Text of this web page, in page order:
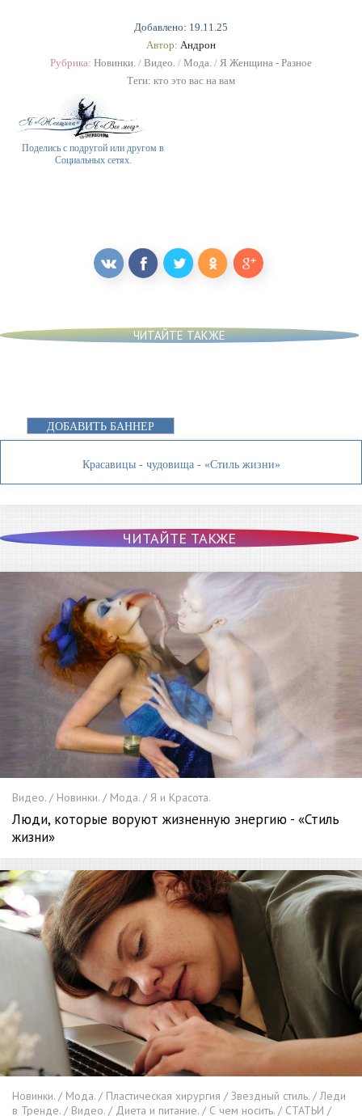
Добавлено: 19.11.25
Автор: Андрон
Рубрика: Новинки. / Видео. / Мода. / Я Женщина - Разное
Теги: кто это вас на вам
Поделись с подругой или другом в
Социальных сетях.
ЧИТАЙТЕ ТАКЖЕ
ДОБАВИТЬ БАННЕР
Красавицы - чудовища - «Стиль жизни»
ЧИТАЙТЕ ТАКЖЕ
Видео. / Новинки. / Мода. / Я и Красота.
Люди, которые воруют жизненную энергию - «Стиль
жизни»
Новинки. / Мода. / Пластическая хирургия / Звездный стиль. / Леди
в Тренде. / Видео. / Диета и питание. / С чем носить. / СТАТЬИ /